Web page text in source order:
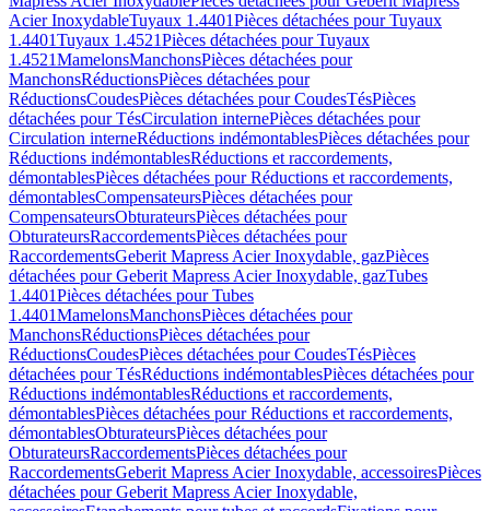
Acier InoxydableTuyaux 1.4401Pièces détachées pour Tuyaux
1.4401Tuyaux 1.4521Pièces détachées pour Tuyaux
1.4521MamelonsManchonsPièces détachées pour
ManchonsRéductionsPièces détachées pour
RéductionsCoudesPièces détachées pour CoudesTésPièces
détachées pour TésCirculation internePièces détachées pour
Circulation interneRéductions indémontablesPièces détachées pour
Réductions indémontablesRéductions et raccordements,
démontablesPièces détachées pour Réductions et raccordements,
démontablesCompensateursPièces détachées pour
CompensateursObturateursPièces détachées pour
ObturateursRaccordementsPièces détachées pour
RaccordementsGeberit Mapress Acier Inoxydable, gazPièces
détachées pour Geberit Mapress Acier Inoxydable, gazTubes
1.4401Pièces détachées pour Tubes
1.4401MamelonsManchonsPièces détachées pour
ManchonsRéductionsPièces détachées pour
RéductionsCoudesPièces détachées pour CoudesTésPièces
détachées pour TésRéductions indémontablesPièces détachées pour
Réductions indémontablesRéductions et raccordements,
démontablesPièces détachées pour Réductions et raccordements,
démontablesObturateursPièces détachées pour
ObturateursRaccordementsPièces détachées pour
RaccordementsGeberit Mapress Acier Inoxydable, accessoiresPièces
détachées pour Geberit Mapress Acier Inoxydable,